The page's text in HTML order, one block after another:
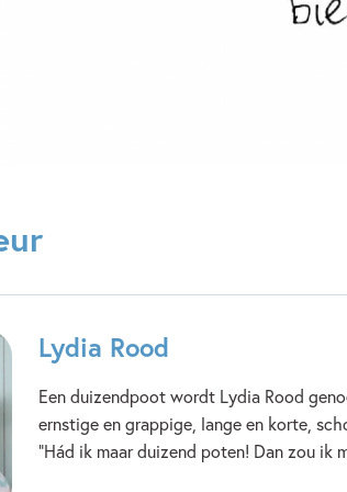
Lydia Rood
Een duizendpoot wordt Lydia Rood
ernstige en grappige, lange en korte,
“Hád ik maar duizend poten! Dan zou ik